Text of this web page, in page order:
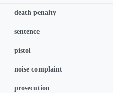
death penalty
sentence
pistol
noise complaint
prosecution